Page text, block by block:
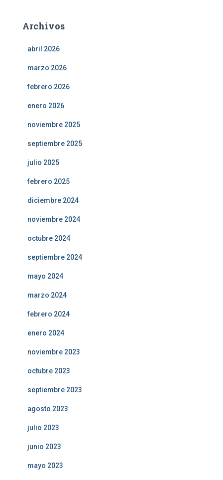
Archivos
abril 2026
marzo 2026
febrero 2026
enero 2026
noviembre 2025
septiembre 2025
julio 2025
febrero 2025
diciembre 2024
noviembre 2024
octubre 2024
septiembre 2024
mayo 2024
marzo 2024
febrero 2024
enero 2024
noviembre 2023
octubre 2023
septiembre 2023
agosto 2023
julio 2023
junio 2023
mayo 2023